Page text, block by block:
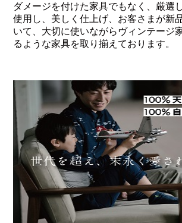
ダメージを付けた家具でもなく、厳選
使用し、美しく仕上げ、お客さまが新
いて、大切に使いながらヴィンテージ
るような家具を取り揃えております。